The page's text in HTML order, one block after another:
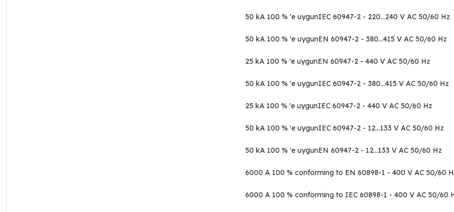
50 kA 100 % 'e uygunIEC 60947-2 - 220...240 V AC 50/60 Hz
50 kA 100 % 'e uygunEN 60947-2 - 380...415 V AC 50/60 Hz
25 kA 100 % 'e uygunEN 60947-2 - 440 V AC 50/60 Hz
50 kA 100 % 'e uygunIEC 60947-2 - 380...415 V AC 50/60 Hz
25 kA 100 % 'e uygunIEC 60947-2 - 440 V AC 50/60 Hz
50 kA 100 % 'e uygunIEC 60947-2 - 12...133 V AC 50/60 Hz
50 kA 100 % 'e uygunEN 60947-2 - 12...133 V AC 50/60 Hz
6000 A 100 % conforming to EN 60898-1 - 400 V AC 50/60
6000 A 100 % conforming to IEC 60898-1 - 400 V AC 50/60